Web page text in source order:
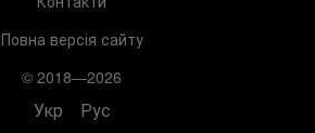
Повна версія сайту
© 2018—2026
Укр Рус